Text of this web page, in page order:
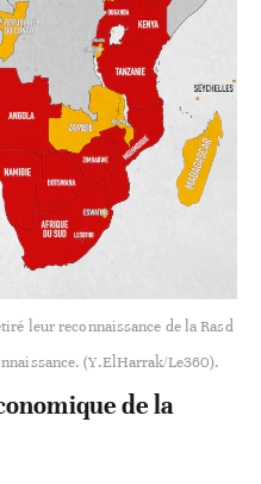
leur reconnaissance de la Rasd
(Y.ElHarrak/Le360).
de la